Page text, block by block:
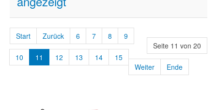
Seite 11 von 20
Start Zurück 6 7 8 9
10 11 12 13 14
15
Weiter
Ende